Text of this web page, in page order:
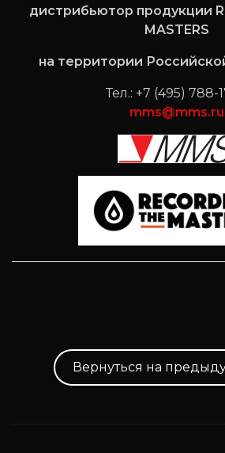
дистрибьютор продукции
MASTERS
на территории
Тел.: +7 (495) 788-
mms@mms.ru
Вернуться на